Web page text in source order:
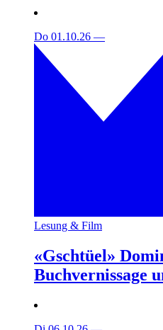
Do 01.10.26 —
Lesung & Film
«Gschtüel»
Buchvernissage